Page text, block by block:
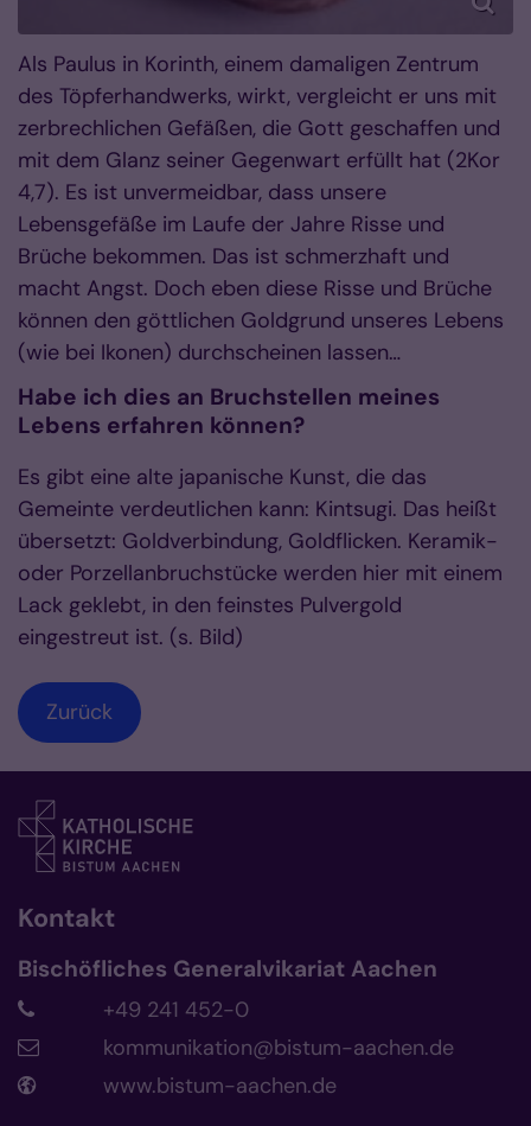
Als Paulus in Korinth, einem damaligen Zentrum
des Töpferhandwerks, wirkt, vergleicht er uns mit
zerbrechlichen Gefäßen, die Gott geschaffen und
mit dem Glanz seiner Gegenwart erfüllt hat (2Kor
4,7). Es ist unvermeidbar, dass unsere
Lebensgefäße im Laufe der Jahre Risse und
Brüche bekommen. Das ist schmerzhaft und
macht Angst. Doch eben diese Risse und Brüche
können den göttlichen Goldgrund unseres Lebens
(wie bei Ikonen) durchscheinen lassen…
Habe ich dies an Bruchstellen meines
Lebens erfahren können?
Es gibt eine alte japanische Kunst, die das
Gemeinte verdeutlichen kann: Kintsugi. Das heißt
übersetzt: Goldverbindung, Goldflicken. Keramik-
oder Porzellanbruchstücke werden hier mit einem
Lack geklebt, in den feinstes Pulvergold
eingestreut ist. (s. Bild)
Zurück
Kontakt
Bischöfliches Generalvikariat Aachen
+49 241 452-0
kommunikation@bistum-aachen.de
www.bistum-aachen.de